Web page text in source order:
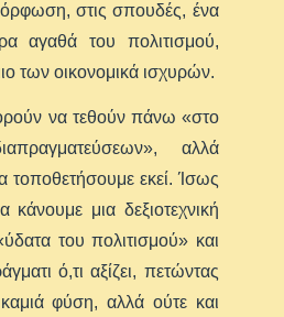
στις σπουδές, ένα
αγαθά του πολιτισμού,
των οικονομικά ισχυρών.
να τεθούν πάνω «στο
αλλά
τοποθετήσουμε εκεί. Ίσως
κάνουμε μια δεξιοτεχνική
του πολιτισμού» και
ό,τι αξίζει, πετώντας
φύση, αλλά ούτε και